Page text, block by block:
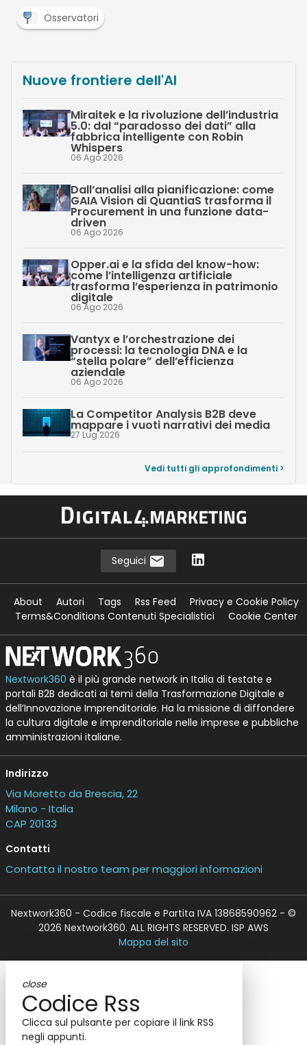
Osservatori
Nuove frontiere dell'AI
Miraitek e la rivoluzione dell’industria
5.0: dal “paradosso dei dati” alla
fabbrica intelligente con Robin
Whispers
06 Ago 2026
Dall’analisi alla pianificazione: come
GAIA Vision di QuantiaS trasforma il
Procurement in una funzione data-
driven
06 Ago 2026
Opper.ai e la sfida del know-how:
come l’intelligenza artificiale
trasforma l’esperienza in patrimonio
digitale
06 Ago 2026
Vantyx e l’orchestrazione dei
processi: la tecnologia DNA e la
“stella polare” dell’efficienza
aziendale
06 Ago 2026
La Competitor Analysis B2B deve
mappare i vuoti narrativi dei media
27 Lug 2026
Vedi tutti gli approfondimenti >
Seguici
About Autori Tags Rss Feed
Privacy e Cookie Policy
Terms&Conditions Contenuti Specialistici
Cookie Center
Nextwork360 è il più grande network in Italia di testate e
portali B2B dedicati ai temi della Trasformazione Digitale e
dell’Innovazione Imprenditoriale. Ha la missione di diffondere
la cultura digitale e imprenditoriale nelle imprese e pubbliche
amministrazioni italiane.
Indirizzo
Via Moretto da Brescia, 22
Milano - Italia
CAP 20133
Contatti
Contatta il nostro team per maggiori informazioni
Nextwork360 - Codice fiscale e Partita IVA 13868590962 - ©
2026 Nextwork360. ALL RIGHTS RESERVED. ISP AWS
Mappa del sito
close
Codice Rss
Clicca sul pulsante per copiare il link RSS
negli appunti.